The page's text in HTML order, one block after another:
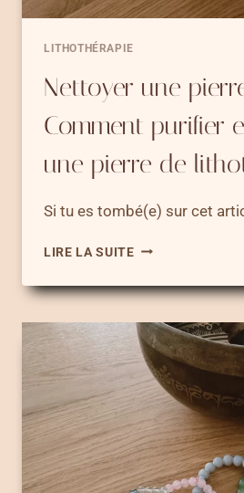
LITHOTHÉRAPIE
Nettoyer une
Comment purifier
une pierre de
Si tu es tombé(e) sur cet
LIRE LA SUITENETTOYER
PIERRE
COMMENT
PURIFIER
ET
RECHARGER
UNE
PIERRE
DE
LITHOTHÉRAPIE